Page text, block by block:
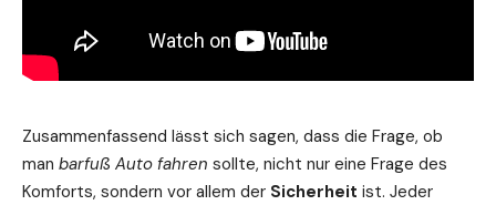
Zusammenfassend lässt sich sagen, dass die Frage, ob
man barfuß Auto fahren sollte, nicht nur eine Frage des
Komforts, sondern vor allem der Sicherheit ist. Jeder